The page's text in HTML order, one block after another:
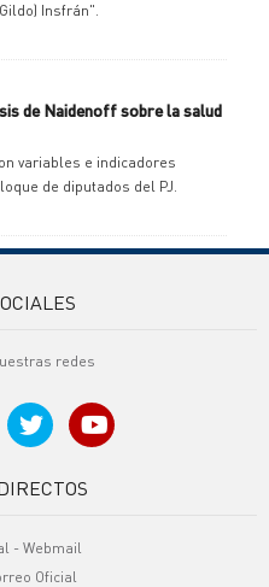
Insfrán".
de Naidenoff sobre la salud
variables e indicadores
de diputados del PJ.
redes
- Webmail
Oficial